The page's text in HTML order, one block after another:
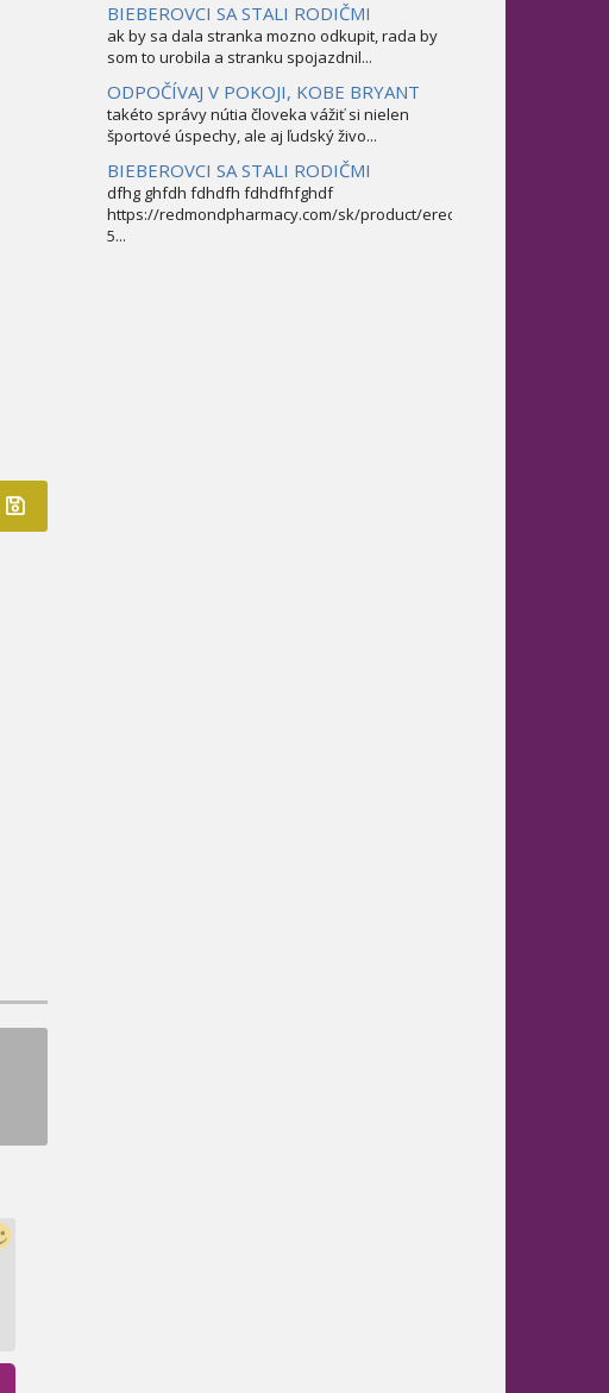
BIEBEROVCI SA STALI RODIČMI
ak by sa dala stranka mozno odkupit, rada by
som to urobila a stranku spojazdnil...
ODPOČÍVAJ V POKOJI, KOBE BRYANT
takéto správy nútia človeka vážiť si nielen
športové úspechy, ale aj ľudský živo...
BIEBEROVCI SA STALI RODIČMI
dfhg ghfdh fdhdfh fdhdfhfghdf
https://redmondpharmacy.com/sk/product/erectofil-
5...